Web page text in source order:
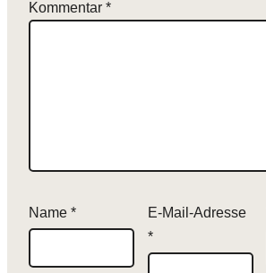
Kommentar *
Name *
E-Mail-Adresse
*